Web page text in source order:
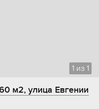
1 из 1
м2, улица Евгении